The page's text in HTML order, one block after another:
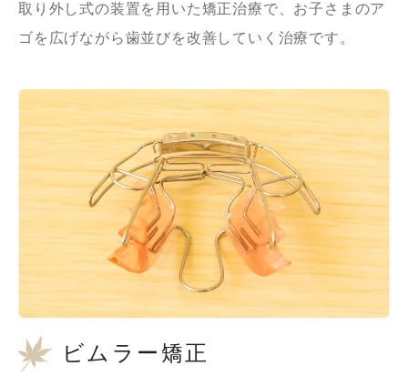
取り外し式の装置を用いた矯正治療で、お子さまのア
ゴを広げながら歯並びを改善していく治療です。
ビムラー矯正